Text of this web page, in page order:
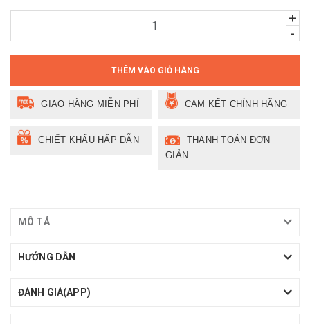
+
-
THÊM VÀO GIỎ HÀNG
GIAO HÀNG MIỄN PHÍ CAM KẾT CHÍNH HÃNG
CHIẾT KHẤU HẤP DẪN
THANH TOÁN ĐƠN
GIẢN
MÔ TẢ
HƯỚNG DẪN
ĐÁNH GIÁ(APP)